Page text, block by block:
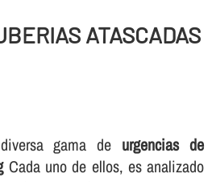
ATASCADAS
gama de urgencias de
Cada uno de ellos, es analizado